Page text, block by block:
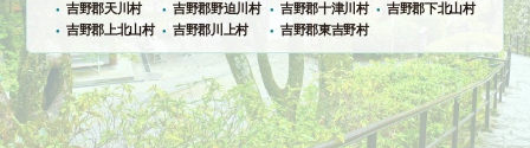
吉野郡天川村
吉野郡野迫川村 吉野郡十津川村
吉野郡下北山村
吉野郡上北山村
吉野郡川上村 吉野郡東吉野村